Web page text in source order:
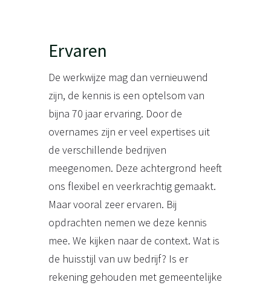
Ervaren
De werkwijze mag dan vernieuwend
zijn, de kennis is een optelsom van
bijna 70 jaar ervaring. Door de
overnames zijn er veel expertises uit
de verschillende bedrijven
meegenomen. Deze achtergrond heeft
ons flexibel en veerkrachtig gemaakt.
Maar vooral zeer ervaren. Bij
opdrachten nemen we deze kennis
mee. We kijken naar de context. Wat is
de huisstijl van uw bedrijf? Is er
rekening gehouden met gemeentelijke